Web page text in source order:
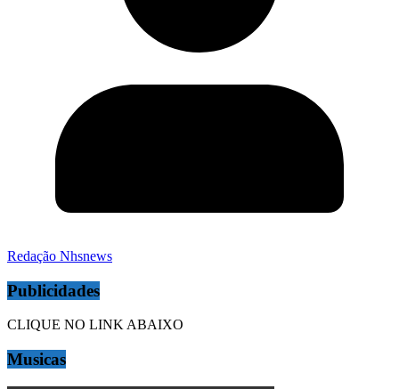
Redação Nhsnews
Publicidades
CLIQUE NO LINK ABAIXO
Musicas